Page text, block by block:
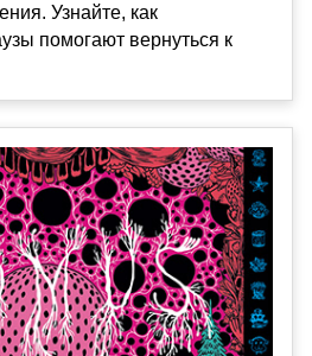
Узнайте, как
помогают вернуться к